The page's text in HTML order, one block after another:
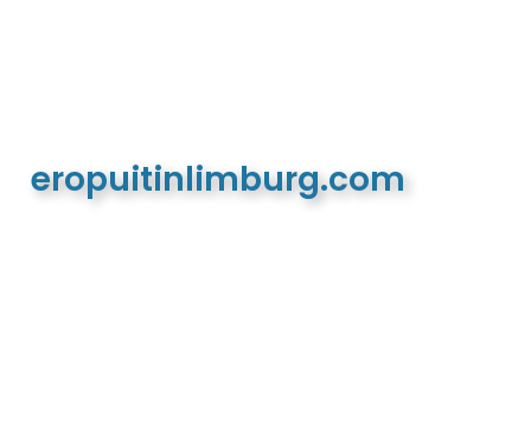
eropuitinlimburg.com